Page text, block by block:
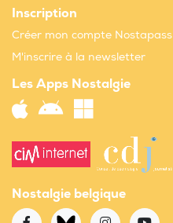
Inscription
Créer mon compte Nostapass
M'inscrire à la newsletter
Les Apps Nostalgie
Nostalgie belgique